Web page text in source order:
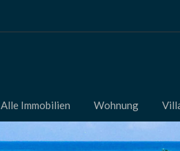
Alle Immobilien Wohnung